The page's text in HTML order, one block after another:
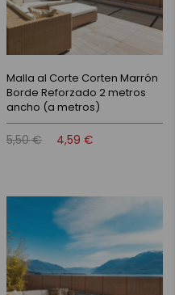
Malla al Corte Corten Marrón
Borde Reforzado 2 metros
ancho (a metros)
5,50 € 4,59 €